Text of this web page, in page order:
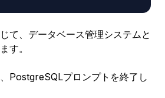
て、データベース管理システムと
す。
PostgreSQLプロンプトを終了し